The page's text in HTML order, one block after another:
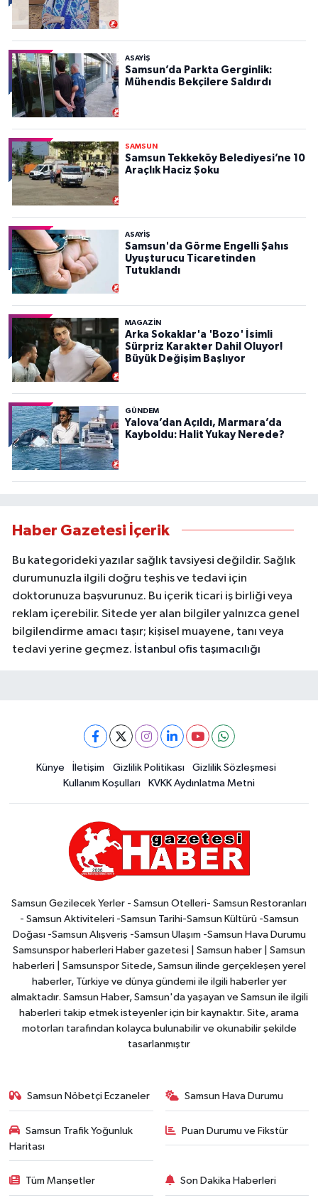
ASAYIŞ
Samsun’da Parkta Gerginlik:
Mühendis Bekçilere Saldırdı
SAMSUN
Samsun Tekkeköy Belediyesi’ne 10
Araçlık Haciz Şoku
ASAYIŞ
Samsun'da Görme Engelli Şahıs
Uyuşturucu Ticaretinden
Tutuklandı
MAGAZİN
Arka Sokaklar'a 'Bozo' İsimli
Sürpriz Karakter Dahil Oluyor!
Büyük Değişim Başlıyor
GÜNDEM
Yalova’dan Açıldı, Marmara’da
Kayboldu: Halit Yukay Nerede?
Haber Gazetesi İçerik
Bu kategorideki yazılar sağlık tavsiyesi değildir. Sağlık
durumunuzla ilgili doğru teşhis ve tedavi için
doktorunuza başvurunuz. Bu içerik ticari iş birliği veya
reklam içerebilir. Sitede yer alan bilgiler yalnızca genel
bilgilendirme amacı taşır; kişisel muayene, tanı veya
tedavi yerine geçmez. İstanbul ofis taşımacılığı
Künye İletişim Gizlilik Politikası
Gizlilik Sözleşmesi
Kullanım Koşulları
KVKK Aydınlatma Metni
Samsun Gezilecek Yerler - Samsun Otelleri- Samsun Restoranları
- Samsun Aktiviteleri -Samsun Tarihi-Samsun Kültürü -Samsun
Doğası -Samsun Alışveriş -Samsun Ulaşım -Samsun Hava Durumu
Samsunspor haberleri Haber gazetesi | Samsun haber | Samsun
haberleri | Samsunspor Sitede, Samsun ilinde gerçekleşen yerel
haberler, Türkiye ve dünya gündemi ile ilgili haberler yer
almaktadır. Samsun Haber, Samsun'da yaşayan ve Samsun ile ilgili
haberleri takip etmek isteyenler için bir kaynaktır. Site, arama
motorları tarafından kolayca bulunabilir ve okunabilir şekilde
tasarlanmıştır
Samsun Nöbetçi Eczaneler Samsun Hava Durumu
Samsun Trafik Yoğunluk
Haritası
Puan Durumu ve Fikstür
Tüm Manşetler Son Dakika Haberleri